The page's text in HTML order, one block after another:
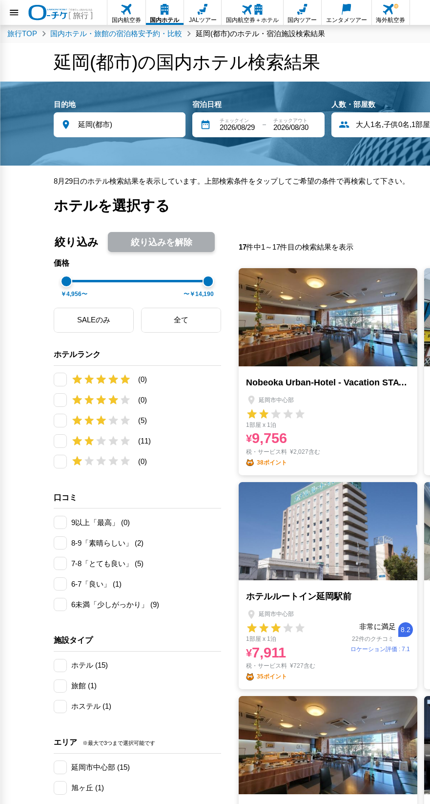
国内航空券 国内ホテル JALツアー 国内航空券＋ホテル 国内ツアー エンタメツアー 海外航空券
旅行TOP 国内ホテル・旅館の宿泊格安予約・比較 延岡(都市)のホテル・宿泊施設検索結果
延岡(都市)の国内ホテル検索結果
目的地 宿泊日程
チェックイン
2026/08/29
チェックアウト
2026/08/30
人数・部屋数
大人1名,子供0名,1部屋
8月29日のホテル検索結果を表示しています。上部検索条件をタップしてご希望の条件で再検索して下さい。
ホテルを選択する
絞り込み 絞り込みを解除
価格
￥4,956〜 〜￥14,190
SALEのみ 全て
ホテルランク
(0)
(0)
(5)
(11)
(0)
口コミ
9以上「最高」 (0)
8-9「素晴らしい」 (2)
7-8「とても良い」 (5)
6-7「良い」 (1)
6未満「少しがっかり」 (9)
施設タイプ
ホテル (15)
旅館 (1)
ホステル (1)
エリア ※最大で3つまで選択可能です
延岡市中心部 (15)
旭ヶ丘 (1)
17件中1～17件目の検索結果を表示
Nobeoka Urban-Hotel - Vacation STAY 30463v
延岡市中心部
1部屋 x 1泊
¥9,756
税・サービス料 ¥2,027含む
38ポイント
ホテルルートイン延岡駅前
延岡市中心部
非常に満足 8.2
1部屋 x 1泊
22件のクチコミ
ロケーション評価 : 7.1
¥7,911
税・サービス料 ¥727含む
35ポイント